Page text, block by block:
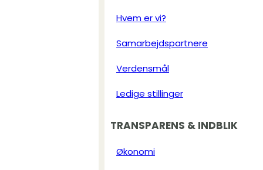
Hvem er vi?
Samarbejdspartnere
Verdensmål
Ledige stillinger
TRANSPARENS & INDBLIK
Økonomi